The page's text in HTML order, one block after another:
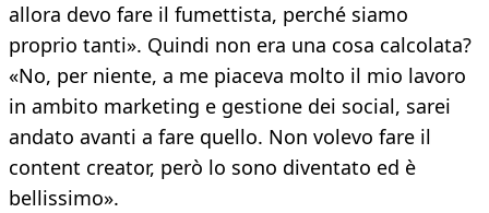
allora devo fare il fumettista, perché siamo
proprio tanti». Quindi non era una cosa calcolata?
«No, per niente, a me piaceva molto il mio lavoro
in ambito marketing e gestione dei social, sarei
andato avanti a fare quello. Non volevo fare il
content creator, però lo sono diventato ed è
bellissimo».